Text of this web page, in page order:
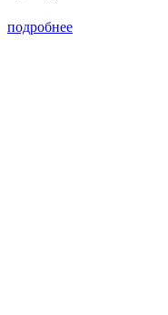
подробнее